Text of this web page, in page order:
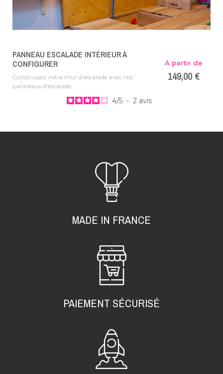
PANNEAU ESCALADE INTÉRIEUR À
CONFIGURER
Construisez votre mur d’escalade avec nos
panneaux d'escalade...
À partir de
149,00 €
4/5 - 2 avis
MADE IN FRANCE
PAIEMENT SÉCURISÉ